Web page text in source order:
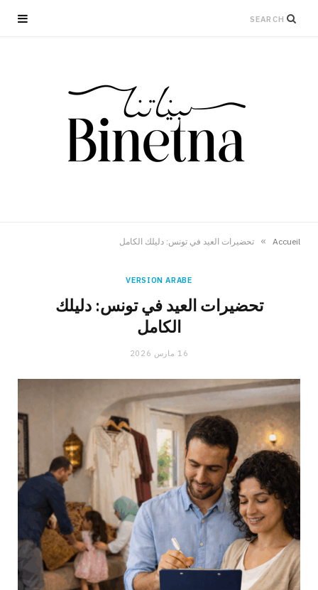
Accueil
» تحضيرات العيد في تونس: دليلك الكامل
VERSION ARABE
تحضيرات العيد في تونس: دليلك
الكامل
16 مارس 2026